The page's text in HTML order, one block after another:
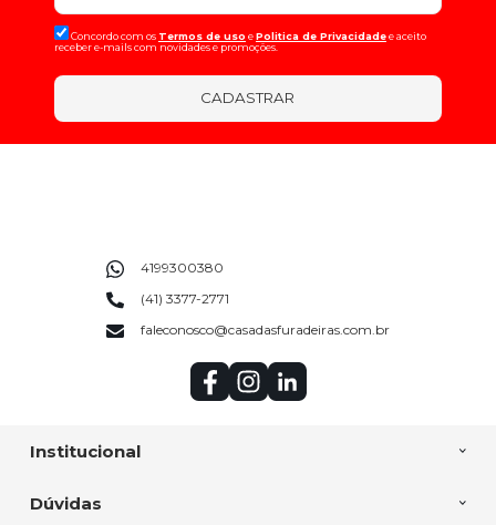
Concordo com os Termos de uso ePolitica de Privacidadee aceito
receber e-mails com novidades e promoções.
CADASTRAR
Institucional
Dúvidas
4199300380
(41) 3377-2771
faleconosco@casadasfuradeiras.com.br